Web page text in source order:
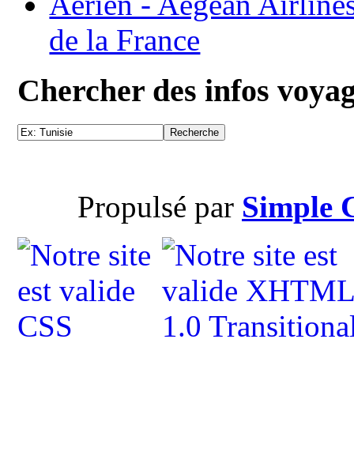
de la France
Chercher des infos
Propulsé par Simple